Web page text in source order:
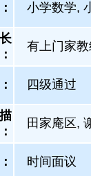
小学数学,
：
有上门家
： 四级通过
田家庵区,
时间面议